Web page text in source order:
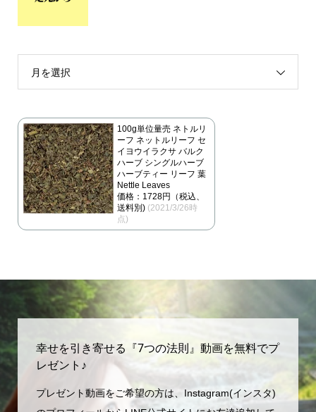
月を選択
100g単位量売 ネトルリ
ーフ ネットルリーフ セ
イヨウイラクサ バルク
ハーブ シングルハーブ
ハーブティー リーフ 葉
Nettle Leaves
価格：1728円（税込、
送料別) (2021/3/26時
点)
幸せを引き寄せる『7つの法則』動画を無料でプ
レゼント♪
プレゼント動画をご希望の方は、Instagram(インスタ)